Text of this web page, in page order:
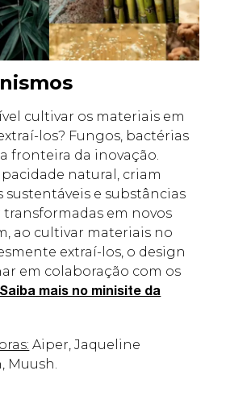
cultivar os materiais em
los? Fungos, bactérias
fronteira da inovação.
natural, criam
sustentáveis e substâncias
transformadas em novos
ao cultivar materiais no
extraí-los, o design
em colaboração com os
Saiba mais no minisite da
Aiper, Jaqueline
Muush.